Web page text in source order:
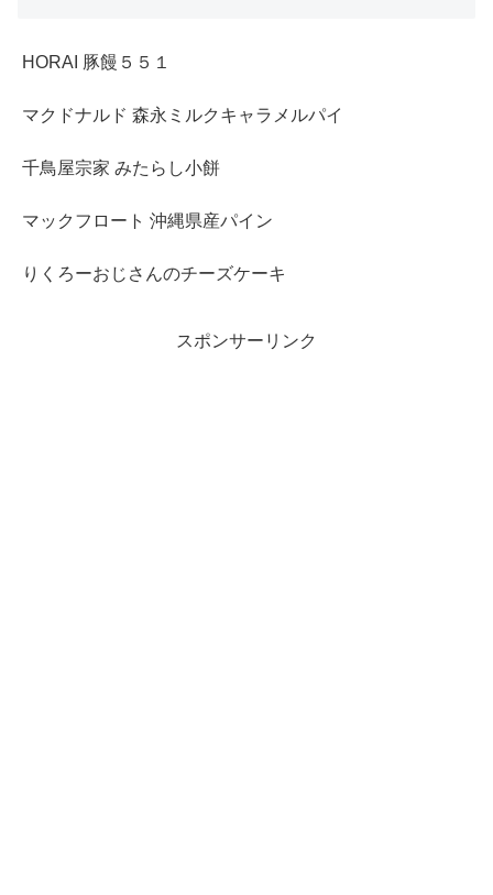
HORAI 豚饅５５１
マクドナルド 森永ミルクキャラメルパイ
千鳥屋宗家 みたらし小餅
マックフロート 沖縄県産パイン
りくろーおじさんのチーズケーキ
スポンサーリンク